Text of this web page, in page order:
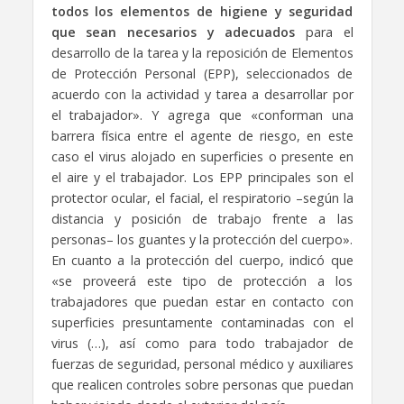
todos los elementos de higiene y seguridad
que sean necesarios y adecuados para el
desarrollo de la tarea y la reposición de Elementos
de Protección Personal (EPP), seleccionados de
acuerdo con la actividad y tarea a desarrollar por
el trabajador». Y agrega que «conforman una
barrera física entre el agente de riesgo, en este
caso el virus alojado en superficies o presente en
el aire y el trabajador. Los EPP principales son el
protector ocular, el facial, el respiratorio –según la
distancia y posición de trabajo frente a las
personas– los guantes y la protección del cuerpo».
En cuanto a la protección del cuerpo, indicó que
«se proveerá este tipo de protección a los
trabajadores que puedan estar en contacto con
superficies presuntamente contaminadas con el
virus (…), así como para todo trabajador de
fuerzas de seguridad, personal médico y auxiliares
que realicen controles sobre personas que puedan